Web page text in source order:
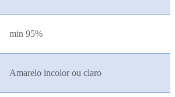
min 95%
Amarelo incolor ou claro